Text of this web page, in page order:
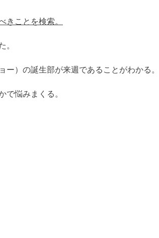
きことを検索。
。
ー）の誕生部が来週であることがわかる。
で悩みまくる。